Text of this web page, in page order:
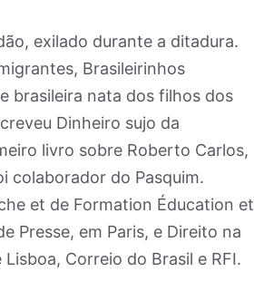
exilado durante a ditadura.
Brasileirinhos
brasileira nata dos filhos dos
Dinheiro sujo da
livro sobre Roberto Carlos,
colaborador do Pasquim.
et de Formation Éducation et
Presse, em Paris, e Direito na
Correio do Brasil e RFI.